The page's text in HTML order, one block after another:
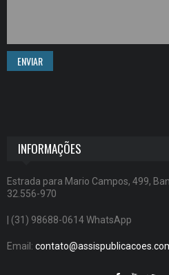
ENVIAR
INFORMAÇÕES
Estrada para Mario Campos, 499,
32.556-970
| (31) 98688-0614 WhatsApp
Email: